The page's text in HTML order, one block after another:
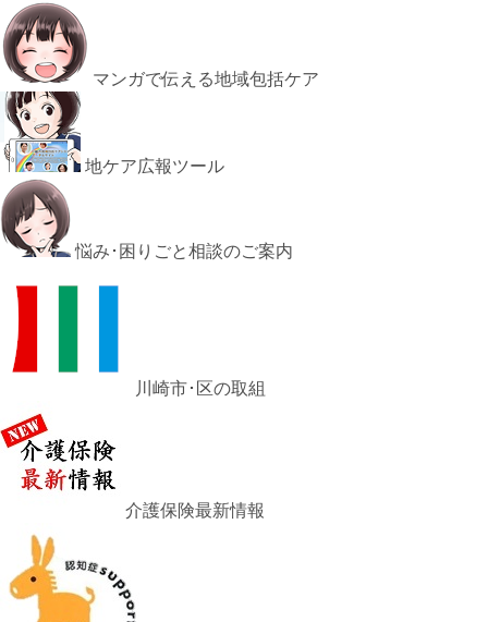
マンガで伝える地域包括ケア
地ケア広報ツール
悩み･困りごと相談のご案内
川崎市･区の取組
介護保険最新情報